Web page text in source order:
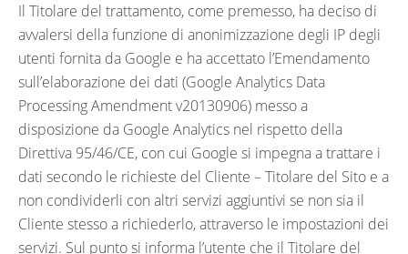
Il Titolare del trattamento, come premesso, ha deciso di
avvalersi della funzione di anonimizzazione degli IP degli
utenti fornita da Google e ha accettato l’Emendamento
sull’elaborazione dei dati (Google Analytics Data
Processing Amendment v20130906) messo a
disposizione da Google Analytics nel rispetto della
Direttiva 95/46/CE, con cui Google si impegna a trattare i
dati secondo le richieste del Cliente – Titolare del Sito e a
non condividerli con altri servizi aggiuntivi se non sia il
Cliente stesso a richiederlo, attraverso le impostazioni dei
servizi. Sul punto si informa l’utente che il Titolare del